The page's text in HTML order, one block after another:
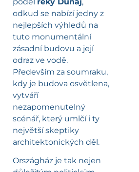
odkud se nabízí jedny z
nejlepších výhledů na
tuto monumentální
zásadní budovu a její
odraz ve vodě.
Především za soumraku,
kdy je budova osvětlena,
vytváří
nezapomenutelný
scénář, který umlčí i ty
největší skeptiky
architektonických děl.
Országház je tak nejen